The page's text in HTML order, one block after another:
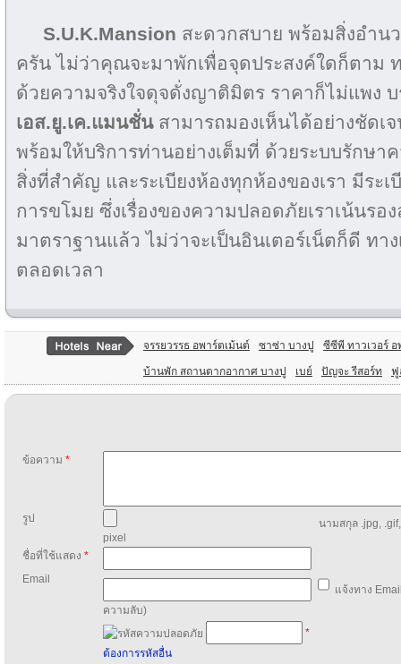
S.U.K.Mansion สะดวกสบาย พร้อมสิ่งอำน
ครัน ไม่ว่าคุณจะมาพักเพื่อจุดประสงค์ใดก็ตาม
ด้วยความจริงใจดุจดั่งญาติมิตร ราคาก็ไม่แพง
เอส.ยู.เค.แมนชั่นสามารถมองเห็นได้อย่างชัดเ
พร้อมให้บริการท่านอย่างเต็มที่ ด้วยระบบรักษา
สิ่งที่สำคัญ และระเบียงห้องทุกห้องของเรา มีระเ
การขโมย ซึ่งเรื่องของความปลอดภัยเราเน้นรอ
มาตราฐานแล้ว ไม่ว่าจะเป็นอินเตอร์เน็ตก็ดี ท
ตลอดเวลา
จรรยวรรธ อพาร์ตเม้นต์ ซาซ่า บางปู ซีซีพี ทาวเวอร์
บ้านพัก สถานตากอากาศ บางปู เบย์ ปัญจะ รีสอร์ท ฟู
ข้อความ *
รูป
นามสกุล .jpg,
pixel
ชื่อที่ใช้แสดง *
Email
แจ้งทาง
ความลับ)
*
ต้องการรหัสอื่น